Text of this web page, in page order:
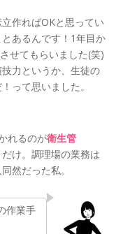
作ればOKと思ってい
あるんです！1年目か
せてもらいました(笑)
力というか、生徒の
って思いました。
れるのが衛生管
け。調理場の業務は
然だった私。
作業手